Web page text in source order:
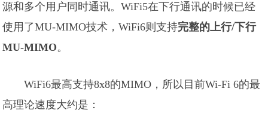
源和多个用户同时通讯。WiFi5在下行通讯的时候已经
使用了MU-MIMO技术，WiFi6则支持完整的上行/下行
MU-MIMO。
WiFi6最高支持8x8的MIMO，所以目前Wi-Fi 6的最
高理论速度大约是：